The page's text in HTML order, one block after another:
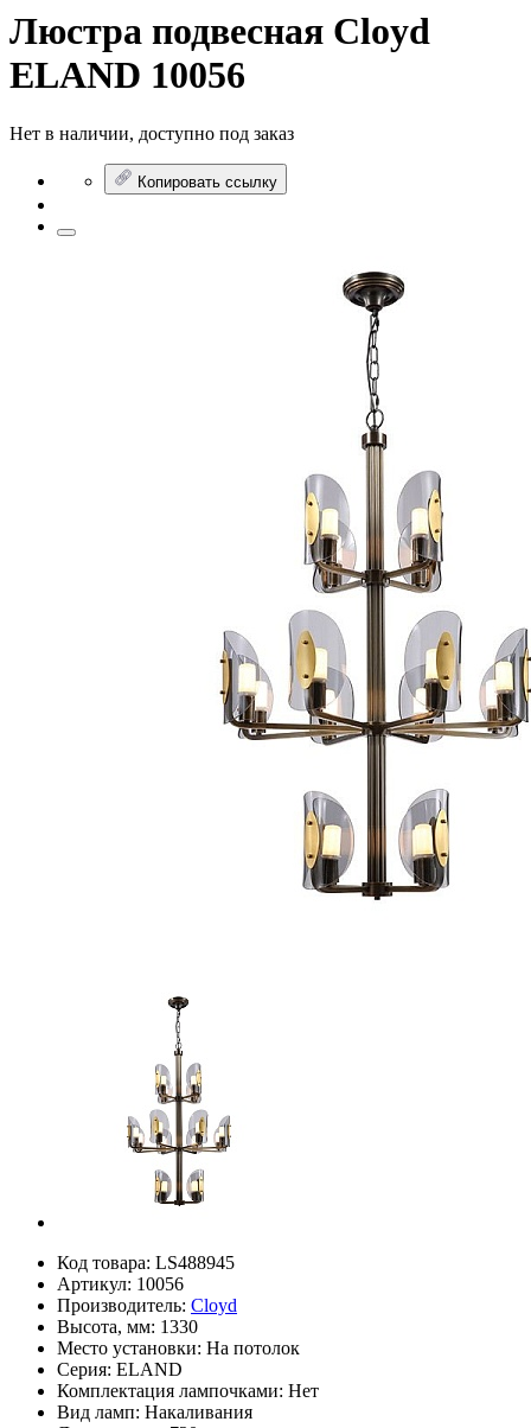
Люстра подвесная Cloyd
ELAND 10056
Нет в наличии, доступно под заказ
Копировать ссылку
Код товара: LS488945
Артикул: 10056
Производитель: Cloyd
Высота, мм: 1330
Место установки: На потолок
Серия: ELAND
Комплектация лампочками: Нет
Вид ламп: Накаливания